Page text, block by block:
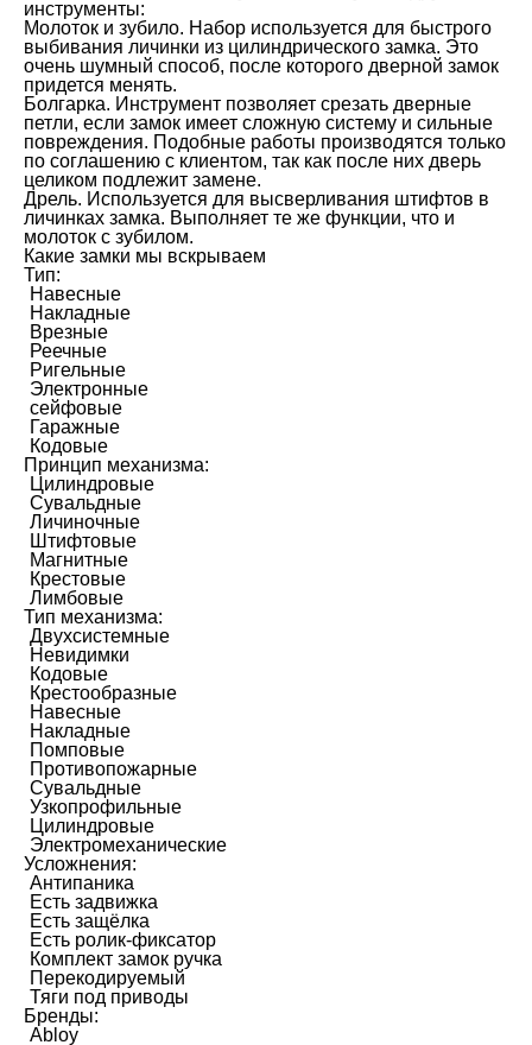
инструменты:
Молоток и зубило. Набор используется для быстрого
выбивания личинки из цилиндрического замка. Это
очень шумный способ, после которого дверной замок
придется менять.
Болгарка. Инструмент позволяет срезать дверные
петли, если замок имеет сложную систему и сильные
повреждения. Подобные работы производятся только
по соглашению с клиентом, так как после них дверь
целиком подлежит замене.
Дрель. Используется для высверливания штифтов в
личинках замка. Выполняет те же функции, что и
молоток с зубилом.
Какие замки мы вскрываем
Тип:
Навесные
Накладные
Врезные
Реечные
Ригельные
Электронные
сейфовые
Гаражные
Кодовые
Принцип механизма:
Цилиндровые
Сувальдные
Личиночные
Штифтовые
Магнитные
Крестовые
Лимбовые
Тип механизма:
Двухсистемные
Невидимки
Кодовые
Крестообразные
Навесные
Накладные
Помповые
Противопожарные
Сувальдные
Узкопрофильные
Цилиндровые
Электромеханические
Усложнения:
Антипаника
Есть задвижка
Есть защёлка
Есть ролик-фиксатор
Комплект замок ручка
Перекодируемый
Тяги под приводы
Бренды:
Abloy